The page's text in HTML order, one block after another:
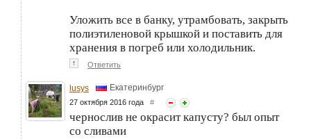
Уложить все в банку, утрамбовать, закрыть
полиэтиленовой крышкой и поставить для
хранения в погреб или холодильник.
↑ Ответить
lusys Екатеринбург
27 октября 2016 года #
чернослив не окрасит капусту? был опыт
со сливами